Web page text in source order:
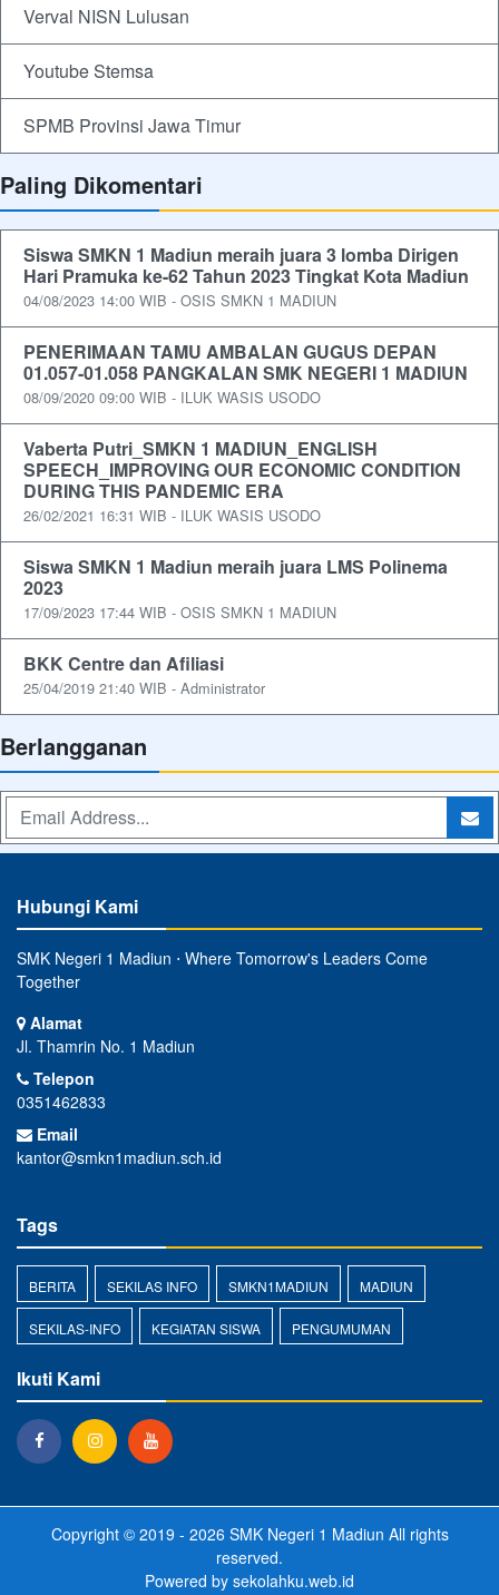
Verval NISN Lulusan
Youtube Stemsa
SPMB Provinsi Jawa Timur
Paling Dikomentari
Siswa SMKN 1 Madiun meraih juara 3 lomba Dirigen
Hari Pramuka ke-62 Tahun 2023 Tingkat Kota Madiun
04/08/2023 14:00 WIB - OSIS SMKN 1 MADIUN
PENERIMAAN TAMU AMBALAN GUGUS DEPAN
01.057-01.058 PANGKALAN SMK NEGERI 1 MADIUN
08/09/2020 09:00 WIB - ILUK WASIS USODO
Vaberta Putri_SMKN 1 MADIUN_ENGLISH
SPEECH_IMPROVING OUR ECONOMIC CONDITION
DURING THIS PANDEMIC ERA
26/02/2021 16:31 WIB - ILUK WASIS USODO
Siswa SMKN 1 Madiun meraih juara LMS Polinema
2023
17/09/2023 17:44 WIB - OSIS SMKN 1 MADIUN
BKK Centre dan Afiliasi
25/04/2019 21:40 WIB - Administrator
Berlangganan
Hubungi Kami
SMK Negeri 1 Madiun ⋅ Where Tomorrow's Leaders Come
Together
Alamat
Jl. Thamrin No. 1 Madiun
Telepon
0351462833
Email
kantor@smkn1madiun.sch.id
Tags
BERITA SEKILAS INFO SMKN1MADIUN MADIUN
SEKILAS-INFO KEGIATAN SISWA PENGUMUMAN
Ikuti Kami
Copyright © 2019 - 2026 SMK Negeri 1 Madiun All rights
reserved.
Powered by sekolahku.web.id